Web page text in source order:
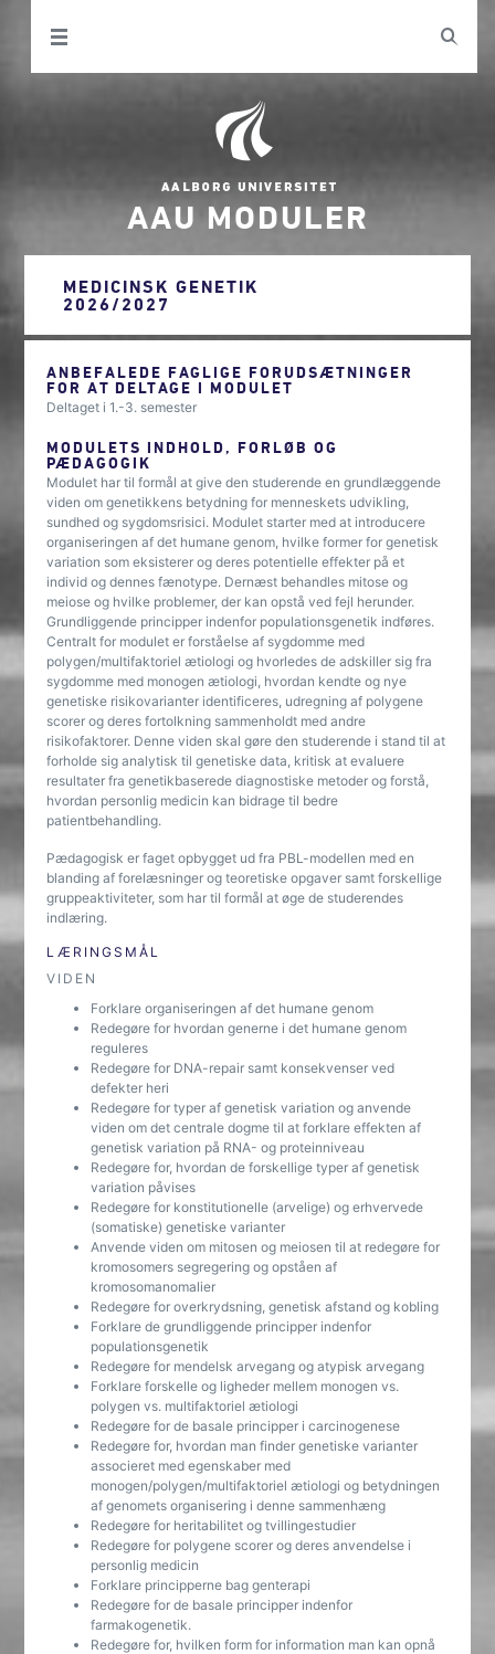
AAU MODULER
MEDICINSK GENETIK
2026/2027
ANBEFALEDE FAGLIGE FORUDSÆTNINGER
FOR AT DELTAGE I MODULET
Deltaget i 1.-3. semester
MODULETS INDHOLD, FORLØB OG
PÆDAGOGIK
Modulet har til formål at give den studerende en grundlæggende
viden om genetikkens betydning for menneskets udvikling,
sundhed og sygdomsrisici. Modulet starter med at introducere
organiseringen af det humane genom, hvilke former for genetisk
variation som eksisterer og deres potentielle effekter på et
individ og dennes fænotype. Dernæst behandles mitose og
meiose og hvilke problemer, der kan opstå ved fejl herunder.
Grundliggende principper indenfor populationsgenetik indføres.
Centralt for modulet er forståelse af sygdomme med
polygen/multifaktoriel ætiologi og hvorledes de adskiller sig fra
sygdomme med monogen ætiologi, hvordan kendte og nye
genetiske risikovarianter identificeres, udregning af polygene
scorer og deres fortolkning sammenholdt med andre
risikofaktorer. Denne viden skal gøre den studerende i stand til at
forholde sig analytisk til genetiske data, kritisk at evaluere
resultater fra genetikbaserede diagnostiske metoder og forstå,
hvordan personlig medicin kan bidrage til bedre
patientbehandling.
Pædagogisk er faget opbygget ud fra PBL-modellen med en
blanding af forelæsninger og teoretiske opgaver samt forskellige
gruppeaktiviteter, som har til formål at øge de studerendes
indlæring.
LÆRINGSMÅL
VIDEN
Forklare organiseringen af det humane genom
Redegøre for hvordan generne i det humane genom
reguleres
Redegøre for DNA-repair samt konsekvenser ved
defekter heri
Redegøre for typer af genetisk variation og anvende
viden om det centrale dogme til at forklare effekten af
genetisk variation på RNA- og proteinniveau
Redegøre for, hvordan de forskellige typer af genetisk
variation påvises
Redegøre for konstitutionelle (arvelige) og erhvervede
(somatiske) genetiske varianter
Anvende viden om mitosen og meiosen til at redegøre for
kromosomers segregering og opståen af
kromosomanomalier
Redegøre for overkrydsning, genetisk afstand og kobling
Forklare de grundliggende principper indenfor
populationsgenetik
Redegøre for mendelsk arvegang og atypisk arvegang
Forklare forskelle og ligheder mellem monogen vs.
polygen vs. multifaktoriel ætiologi
Redegøre for de basale principper i carcinogenese
Redegøre for, hvordan man finder genetiske varianter
associeret med egenskaber med
monogen/polygen/multifaktoriel ætiologi og betydningen
af genomets organisering i denne sammenhæng
Redegøre for heritabilitet og tvillingestudier
Redegøre for polygene scorer og deres anvendelse i
personlig medicin
Forklare principperne bag genterapi
Redegøre for de basale principper indenfor
farmakogenetik.
Redegøre for, hvilken form for information man kan opnå